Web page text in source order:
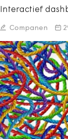
Interactief
Companen